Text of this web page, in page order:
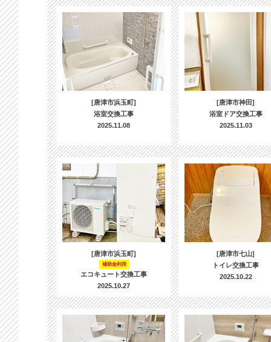
[唐津市浜玉町]
浴室交換工事
2025.11.08
[唐津市神田]
浴室ドア交換工事
2025.11.03
[唐津市浜玉町]
補助金利用
エコキュート交換工事
2025.10.27
[唐津市七山]
トイレ交換工事
2025.10.22